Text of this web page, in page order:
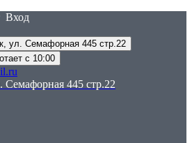
Вход
ул. Семафорная 445 стр.22
с 10:00
Семафорная 445 стр.22